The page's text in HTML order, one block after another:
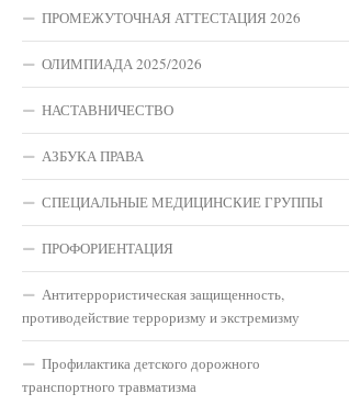
ПРОМЕЖУТОЧНАЯ АТТЕСТАЦИЯ 2026
ОЛИМПИАДА 2025/2026
НАСТАВНИЧЕСТВО
АЗБУКА ПРАВА
СПЕЦИАЛЬНЫЕ МЕДИЦИНСКИЕ ГРУППЫ
ПРОФОРИЕНТАЦИЯ
Антитеррористическая защищенность,
противодействие терроризму и экстремизму
Профилактика детского дорожного
транспортного травматизма